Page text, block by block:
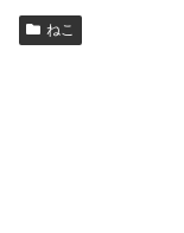
ねこ